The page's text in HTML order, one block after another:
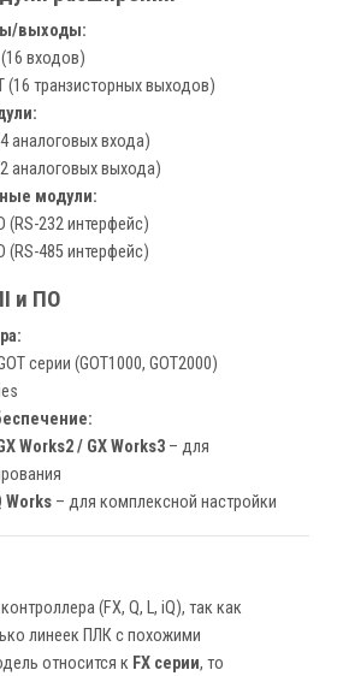
выходы:
(16 входов)
(16 транзисторных выходов)
аналоговых входа)
аналоговых выхода)
модули:
(RS-232 интерфейс)
(RS-485 интерфейс)
и ПО
серии (GOT1000, GOT2000)
Works2 / GX Works3 – для
Works – для комплексной настройки
(FX, Q, L, iQ), так как
линеек ПЛК с похожими
относится к FX серии, то